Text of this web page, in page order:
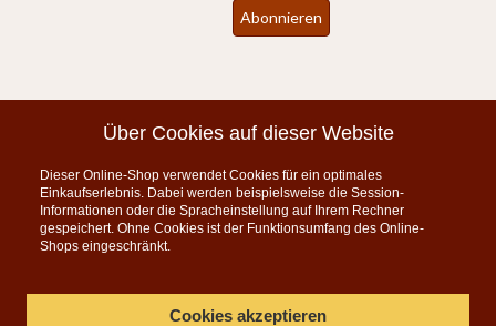
Abonnieren
Instagram
KONTAKT
Über Cookies auf dieser Website
Dieser Online-Shop verwendet Cookies für ein optimales
Einkaufserlebnis. Dabei werden beispielsweise die Session-
Informationen oder die Spracheinstellung auf Ihrem Rechner
gespeichert. Ohne Cookies ist der Funktionsumfang des Online-
Shops eingeschränkt.
Cookies akzeptieren